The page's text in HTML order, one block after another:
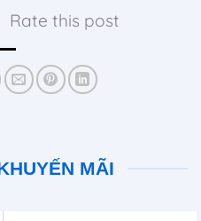
Rate this post
MÃI